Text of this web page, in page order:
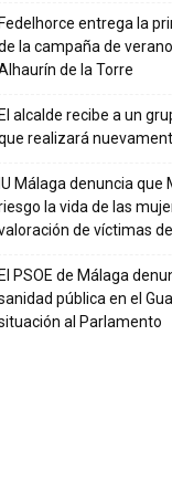
entrega la
la campaña de verano
de la Torre
alcalde recibe a un
realizará
Málaga denuncia que
la vida de las
de víctimas
PSOE de Málaga
pública en el
al Parlamento